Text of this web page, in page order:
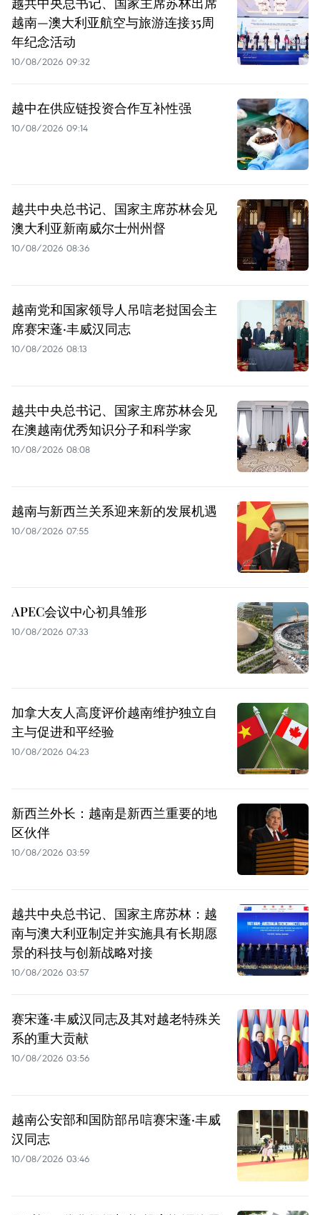
越南—澳大利亚航空与旅游连接35周
年纪念活动
10/08/2026 09:32
越中在供应链投资合作互补性强
10/08/2026 09:14
越共中央总书记、国家主席苏林会见
澳大利亚新南威尔士州州督
10/08/2026 08:36
越南党和国家领导人吊唁老挝国会主
席赛宋蓬·丰威汉同志
10/08/2026 08:13
越共中央总书记、国家主席苏林会见
在澳越南优秀知识分子和科学家
10/08/2026 08:08
越南与新西兰关系迎来新的发展机遇
10/08/2026 07:55
APEC会议中心初具雏形
10/08/2026 07:33
加拿大友人高度评价越南维护独立自
主与促进和平经验
10/08/2026 04:23
新西兰外长：越南是新西兰重要的地
区伙伴
10/08/2026 03:59
越共中央总书记、国家主席苏林：越
南与澳大利亚制定并实施具有长期愿
景的科技与创新战略对接
10/08/2026 03:57
赛宋蓬·丰威汉同志及其对越老特殊关
系的重大贡献
10/08/2026 03:56
越南公安部和国防部吊唁赛宋蓬·丰威
汉同志
10/08/2026 03:46